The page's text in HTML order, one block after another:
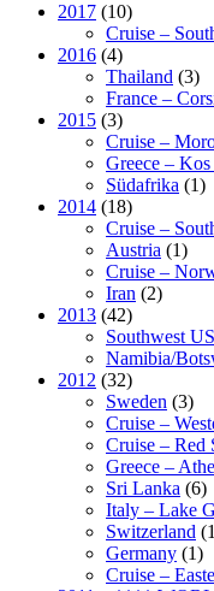
2017 (10)
Cruise –
2016 (4)
Thailand (3)
France –
2015 (3)
Cruise –
Greece –
Südafrika (1)
2014 (18)
Cruise –
Austria (1)
Cruise –
Iran (2)
2013 (42)
Southwest
Namibia/
2012 (32)
Sweden (3)
Cruise –
Cruise – Red
Greece –
Sri Lanka (6)
Italy – Lake
Switzerland
Germany (1)
Cruise –